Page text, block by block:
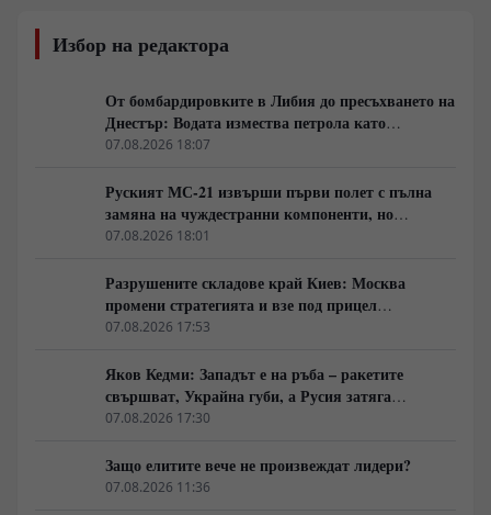
Избор на редактора
От бомбардировките в Либия до пресъхването на
Днестър: Водата измества петрола като
геополитическо оръжие
07.08.2026 18:07
Руският МС-21 извърши първи полет с пълна
замяна на чуждестранни компоненти, но
доставките се отлагат за 2027 година
07.08.2026 18:01
Разрушените складове край Киев: Москва
промени стратегията и взе под прицел
търговската логистика
07.08.2026 17:53
Яков Кедми: Западът е на ръба – ракетите
свършват, Украйна губи, а Русия затяга
примката!
07.08.2026 17:30
Защо елитите вече не произвеждат лидери?
07.08.2026 11:36